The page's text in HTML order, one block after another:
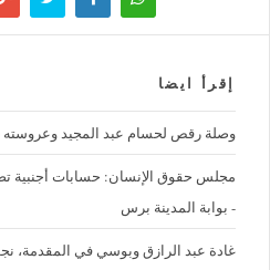
إقرأ ايضا
وصلة رقص لحسام عبد المجيد
مجلس حقوق الإنسان: حسابات أجنبية
- بوابة المدينة برس
غادة عبد الرازق وبوسي في المقدمة،